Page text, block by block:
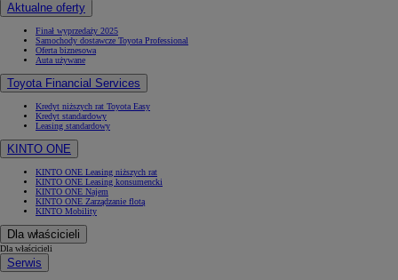
Aktualne oferty
Finał wyprzedaży 2025
Samochody dostawcze Toyota Professional
Oferta biznesowa
Auta używane
Toyota Financial Services
Kredyt niższych rat Toyota Easy
Kredyt standardowy
Leasing standardowy
KINTO ONE
KINTO ONE Leasing niższych rat
KINTO ONE Leasing konsumencki
KINTO ONE Najem
KINTO ONE Zarządzanie flotą
KINTO Mobility
Dla właścicieli
Dla właścicieli
Serwis